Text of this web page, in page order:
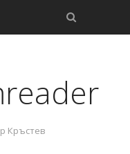
Кръстев